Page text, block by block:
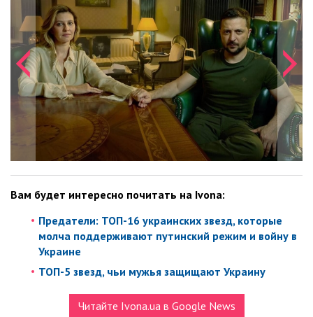
Вам будет интересно почитать на Ivona:
Предатели: ТОП-16 украинских звезд, которые
молча поддерживают путинский режим и войну в
Украине
ТОП-5 звезд, чьи мужья защищают Украину
Читайте Ivona.ua в Google News